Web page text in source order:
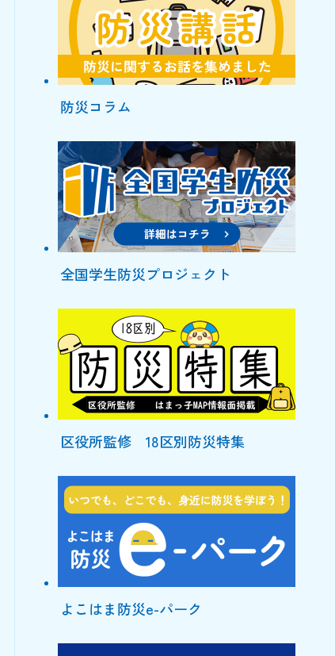
防災コラム
全国学生防災プロジェクト
区役所監修 18区別防災特集
よこはま防災e-パーク